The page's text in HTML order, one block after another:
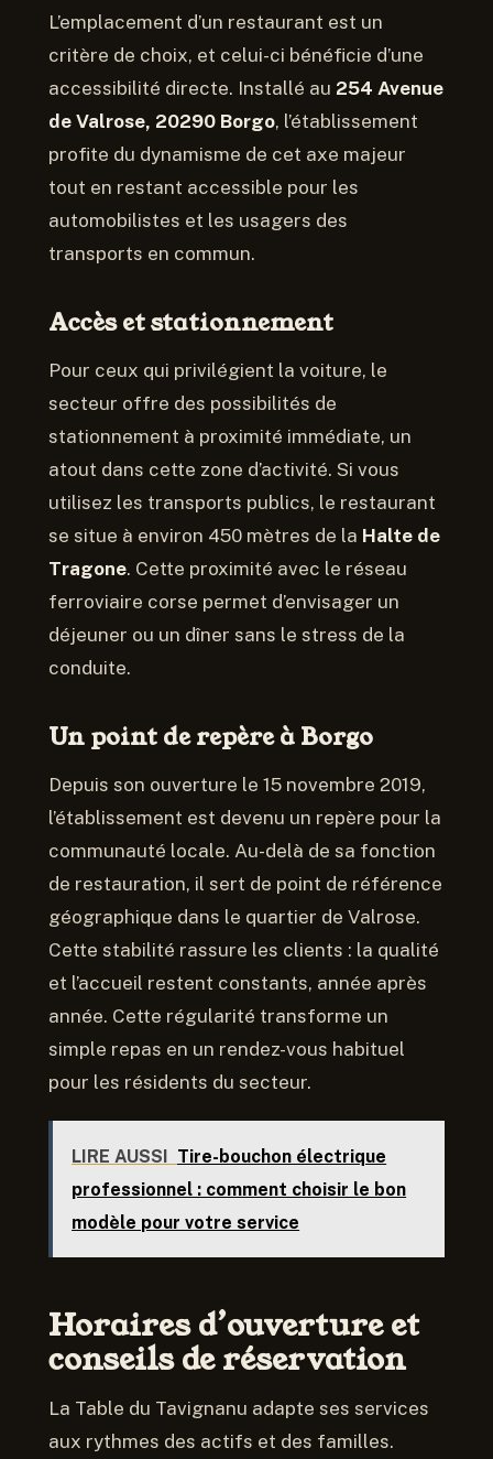
L’emplacement d’un restaurant est un
critère de choix, et celui-ci bénéficie d’une
accessibilité directe. Installé au 254 Avenue
de Valrose, 20290 Borgo, l’établissement
profite du dynamisme de cet axe majeur
tout en restant accessible pour les
automobilistes et les usagers des
transports en commun.
Accès et stationnement
Pour ceux qui privilégient la voiture, le
secteur offre des possibilités de
stationnement à proximité immédiate, un
atout dans cette zone d’activité. Si vous
utilisez les transports publics, le restaurant
se situe à environ 450 mètres de la Halte de
Tragone. Cette proximité avec le réseau
ferroviaire corse permet d’envisager un
déjeuner ou un dîner sans le stress de la
conduite.
Un point de repère à Borgo
Depuis son ouverture le 15 novembre 2019,
l’établissement est devenu un repère pour la
communauté locale. Au-delà de sa fonction
de restauration, il sert de point de référence
géographique dans le quartier de Valrose.
Cette stabilité rassure les clients : la qualité
et l’accueil restent constants, année après
année. Cette régularité transforme un
simple repas en un rendez-vous habituel
pour les résidents du secteur.
LIRE AUSSI
Tire-bouchon électrique
professionnel : comment choisir le bon
modèle pour votre service
Horaires d’ouverture et
conseils de réservation
La Table du Tavignanu adapte ses services
aux rythmes des actifs et des familles.